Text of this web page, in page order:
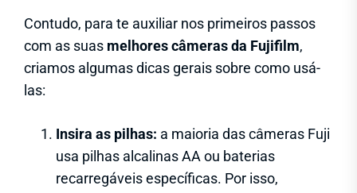
Contudo, para te auxiliar nos primeiros passos
com as suas melhores câmeras da Fujifilm,
criamos algumas dicas gerais sobre como usá-
las:
Insira as pilhas: a maioria das câmeras Fuji
usa pilhas alcalinas AA ou baterias
recarregáveis específicas. Por isso,